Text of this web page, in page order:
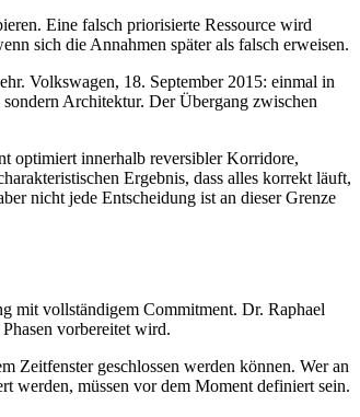
Eine falsch priorisierte Ressource wird
sich die Annahmen später als falsch erweisen.
Volkswagen, 18. September 2015: einmal in
Architektur. Der Übergang zwischen
optimiert innerhalb reversibler Korridore,
Ergebnis, dass alles korrekt läuft,
nicht jede Entscheidung ist an dieser Grenze
mit vollständigem Commitment. Dr. Raphael
vorbereitet wird.
Zeitfenster geschlossen werden können. Wer an
werden, müssen vor dem Moment definiert sein.